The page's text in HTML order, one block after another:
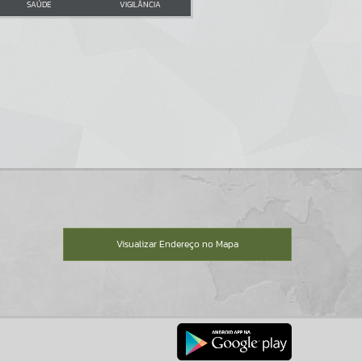
SAÚDE VIGILÂNCIA
Visualizar Endereço no Mapa